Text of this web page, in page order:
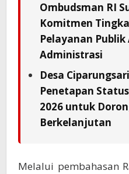
Ombudsman RI
Komitmen
Pelayanan
Administrasi
Desa
Penetapan
2026 untuk
Berkelanjutan
Melalui pembahasan